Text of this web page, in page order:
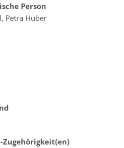
Person
Petra Huber